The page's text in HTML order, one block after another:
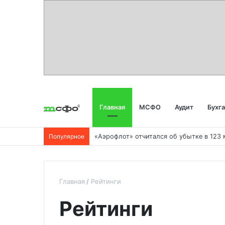
Главная МСФО Аудит
Популярное
Главная Рейтинги
Рейтинги